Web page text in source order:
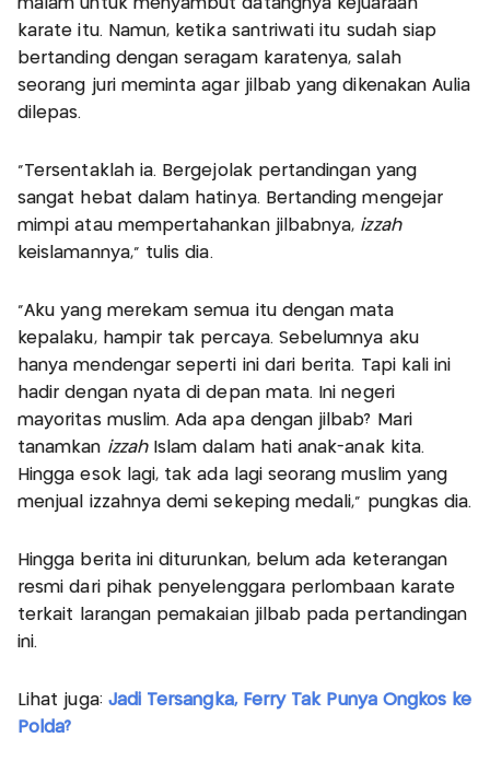
malam untuk menyambut datangnya kejuaraan
karate itu. Namun, ketika santriwati itu sudah siap
bertanding dengan seragam karatenya, salah
seorang juri meminta agar jilbab yang dikenakan Aulia
dilepas.
"Tersentaklah ia. Bergejolak pertandingan yang
sangat hebat dalam hatinya. Bertanding mengejar
mimpi atau mempertahankan jilbabnya, izzah
keislamannya," tulis dia.
"Aku yang merekam semua itu dengan mata
kepalaku, hampir tak percaya. Sebelumnya aku
hanya mendengar seperti ini dari berita. Tapi kali ini
hadir dengan nyata di depan mata. Ini negeri
mayoritas muslim. Ada apa dengan jilbab? Mari
tanamkan izzahIslam dalam hati anak-anak kita.
Hingga esok lagi, tak ada lagi seorang muslim yang
menjual izzahnya demi sekeping medali," pungkas dia.
Hingga berita ini diturunkan, belum ada keterangan
resmi dari pihak penyelenggara perlombaan karate
terkait larangan pemakaian jilbab pada pertandingan
ini.
Lihat juga: Jadi Tersangka, Ferry Tak Punya Ongkos ke
Polda?